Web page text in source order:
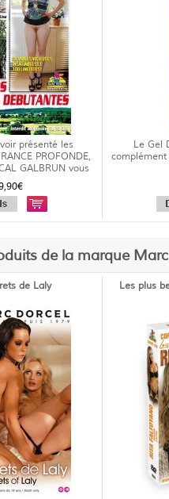
présenté les
PROFONDE,
GALBRUN vous
Le Gel
de la marque
de Laly Les plus